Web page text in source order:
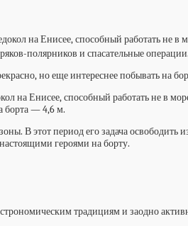
на Енисее, способный работать не
полярников и спасательные
но еще интереснее побывать на
на Енисее, способный работать не в
борта — 4,6 м.
В этот период его задача
героями на борту.
традициям и заодно